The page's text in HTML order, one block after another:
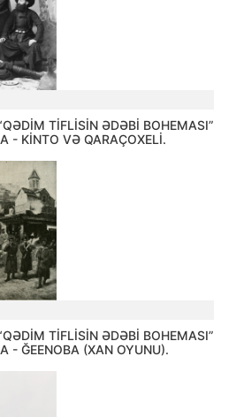
TİFLİSİN ƏDƏBİ BOHEMASI”
- KİNTO VƏ QARAÇOXELİ.
TİFLİSİN ƏDƏBİ BOHEMASI”
- ĞEENOBA (XAN OYUNU).